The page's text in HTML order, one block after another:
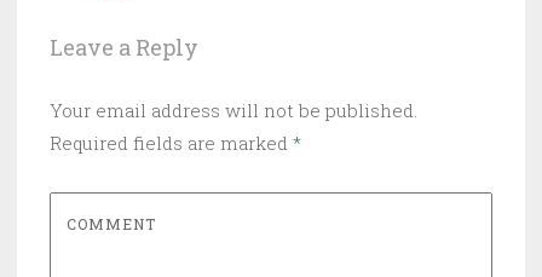
Leave a Reply
Your email address will not be published.
Required fields are marked *
COMMENT